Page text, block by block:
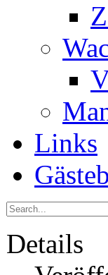
Links
Details